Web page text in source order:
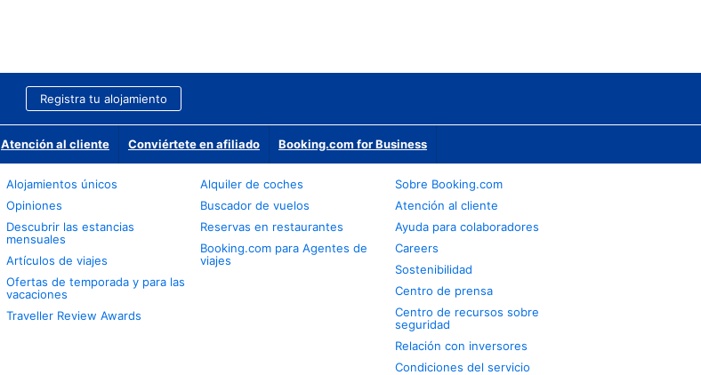
Registra tu alojamiento
Atención al cliente Conviértete en afiliado Booking.com for Business
Alojamientos únicos
Opiniones
Descubrir las estancias
mensuales
Artículos de viajes
Ofertas de temporada y para las
vacaciones
Traveller Review Awards
Alquiler de coches
Buscador de vuelos
Reservas en restaurantes
Booking.com para Agentes de
viajes
Sobre Booking.com
Atención al cliente
Ayuda para colaboradores
Careers
Sostenibilidad
Centro de prensa
Centro de recursos sobre
seguridad
Relación con inversores
Condiciones del servicio